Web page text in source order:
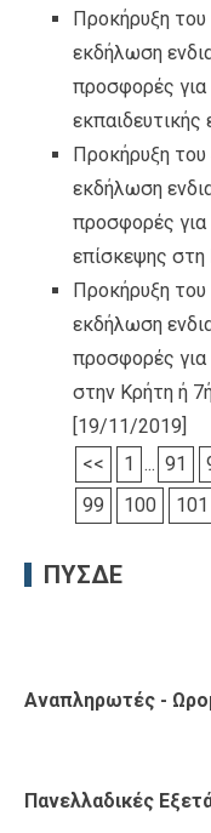
Προκήρυξη
εκδήλωση
προσφορές
Προκήρυξη του
εκδήλωση
προσφορές για
επίσκεψης
Προκήρυξη
εκδήλωση
προσφορές για
στην Κρήτη ή
[19/11/2019]
<<
1 ... 91
99
100 101
ΠΥΣΔΕ
Αναπληρωτές -
Πανελλαδικές